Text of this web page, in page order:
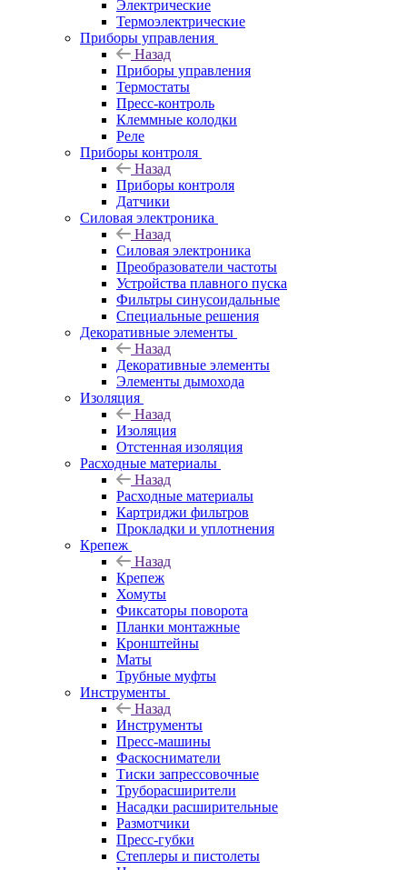
Электрические
Термоэлектрические
Приборы управления
Назад
Приборы управления
Термостаты
Пресс-контроль
Клеммные колодки
Реле
Приборы контроля
Назад
Приборы контроля
Датчики
Силовая электроника
Назад
Силовая электроника
Преобразователи частоты
Устройства плавного пуска
Фильтры синусоидальные
Специальные решения
Декоративные элементы
Назад
Декоративные элементы
Элементы дымохода
Изоляция
Назад
Изоляция
Отстенная изоляция
Расходные материалы
Назад
Расходные материалы
Картриджи фильтров
Прокладки и уплотнения
Крепеж
Назад
Крепеж
Хомуты
Фиксаторы поворота
Планки монтажные
Кронштейны
Маты
Трубные муфты
Инструменты
Назад
Инструменты
Пресс-машины
Фаскосниматели
Тиски запрессовочные
Труборасширители
Насадки расширительные
Размотчики
Пресс-губки
Степлеры и пистолеты